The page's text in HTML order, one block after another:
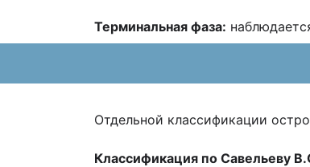
Терминальная фаза:
Отдельной классификации
Классификация по Савельеву